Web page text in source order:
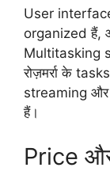
User
organized हैं,
Multitasking
रोज़मर्रा के
streaming
हैं।
Price